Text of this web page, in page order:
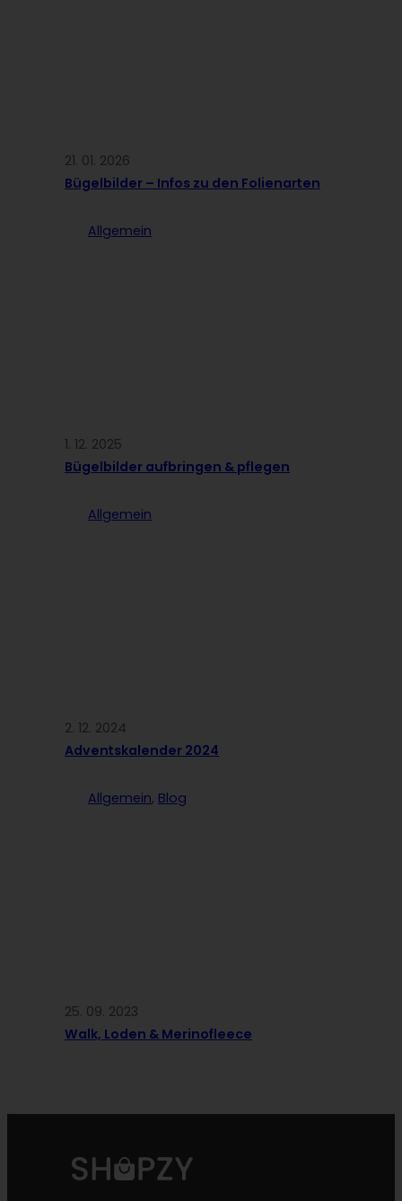
21. 01. 2026
Bügelbilder – Infos zu den Folienarten
Allgemein
1. 12. 2025
Bügelbilder aufbringen & pflegen
Allgemein
2. 12. 2024
Adventskalender 2024
Allgemein, Blog
25. 09. 2023
Walk, Loden & Merinofleece